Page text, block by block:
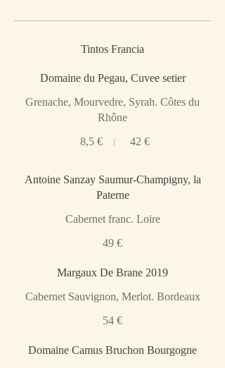
Tintos Francia
Domaine du Pegau, Cuvee setier
Grenache, Mourvedre, Syrah. Côtes du
Rhône
8,5 €
42 €
Antoine Sanzay Saumur-Champigny, la
Paterne
Cabernet franc. Loire
49 €
Margaux De Brane 2019
Cabernet Sauvignon, Merlot. Bordeaux
54 €
Domaine Camus Bruchon Bourgogne